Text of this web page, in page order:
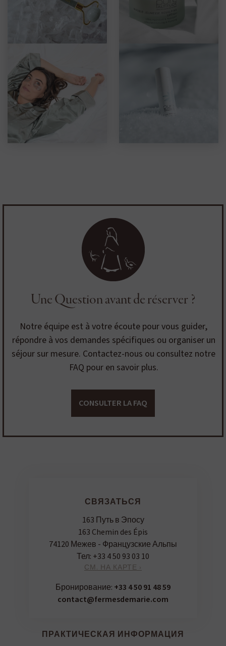
Une Question avant de réserver ?
Notre équipe est à votre écoute pour vous guider,
répondre à vos demandes spécifiques ou organiser un
séjour sur mesure. Contactez-nous ou consultez notre
FAQ pour en savoir plus.
CONSULTER LA FAQ
СВЯЗАТЬСЯ
163 Путь в Эпосу
163 Chemin des Épis
74120 Межев - Французские Альпы
Тел: +33 4 50 93 03 10
СМ. НА КАРТЕ ›
Бронирование: +33 4 50 91 48 59
contact@fermesdemarie.com
ПРАКТИЧЕСКАЯ ИНФОРМАЦИЯ